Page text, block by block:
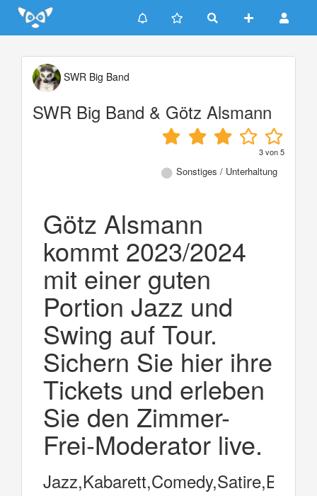
Update cookies preferences
SWR Big Band
SWR Big Band & Götz Alsmann
3von5
Sonstiges / Unterhaltung
Götz Alsmann
kommt 2023/2024
mit einer guten
Portion Jazz und
Swing auf Tour.
Sichern Sie hier ihre
Tickets und erleben
Sie den Zimmer-
Frei-Moderator live.
Jazz,Kabarett,Comedy,Satire,Blues